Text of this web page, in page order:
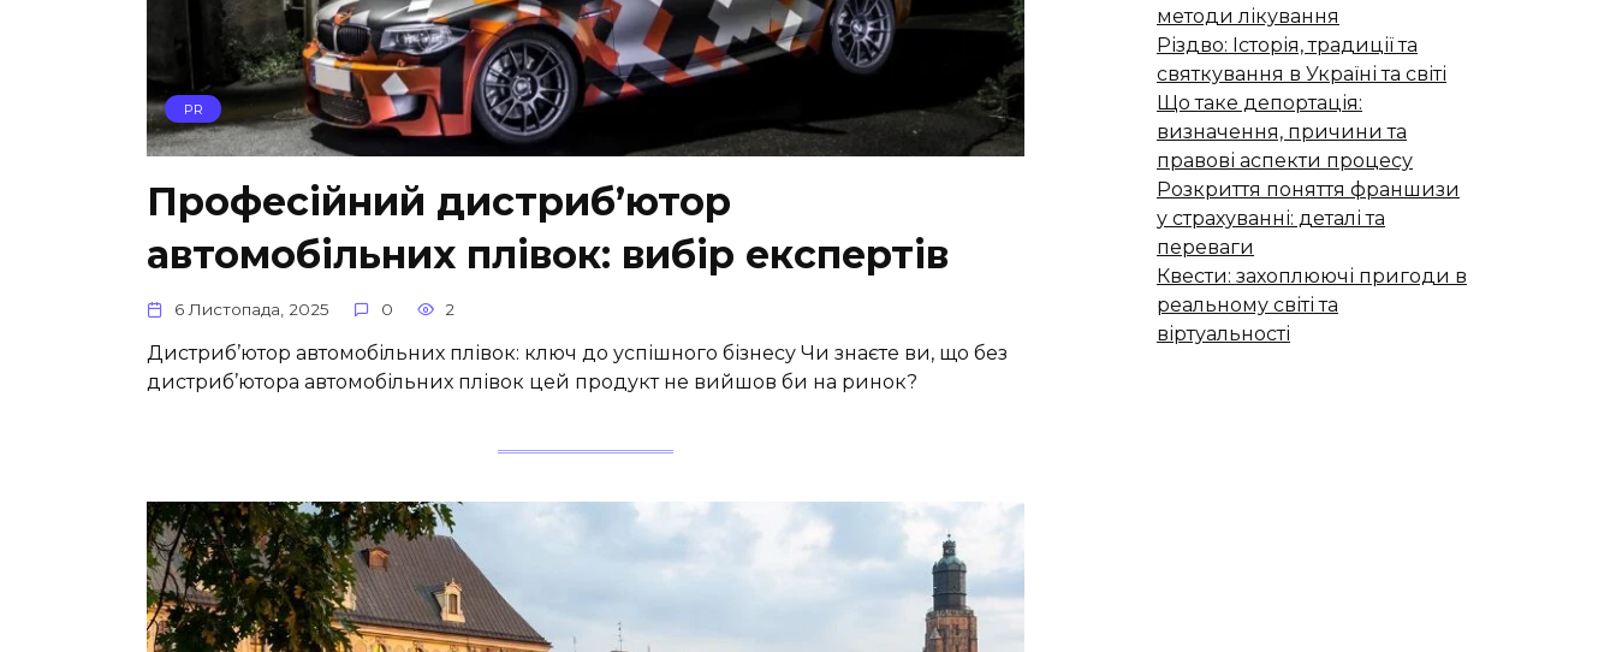
PR
Професійний дистриб’ютор
автомобільних плівок: вибір експертів
6 Листопада, 2025 0 2
Дистриб’ютор автомобільних плівок: ключ до успішного бізнесу Чи знаєте ви, що без
дистриб’ютора автомобільних плівок цей продукт не вийшов би на ринок?
методи лікування
Різдво: Історія, традиції та
святкування в Україні та світі
Що таке депортація:
визначення, причини та
правові аспекти процесу
Розкриття поняття франшизи
у страхуванні: деталі та
переваги
Квести: захоплюючі пригоди в
реальному світі та
віртуальності